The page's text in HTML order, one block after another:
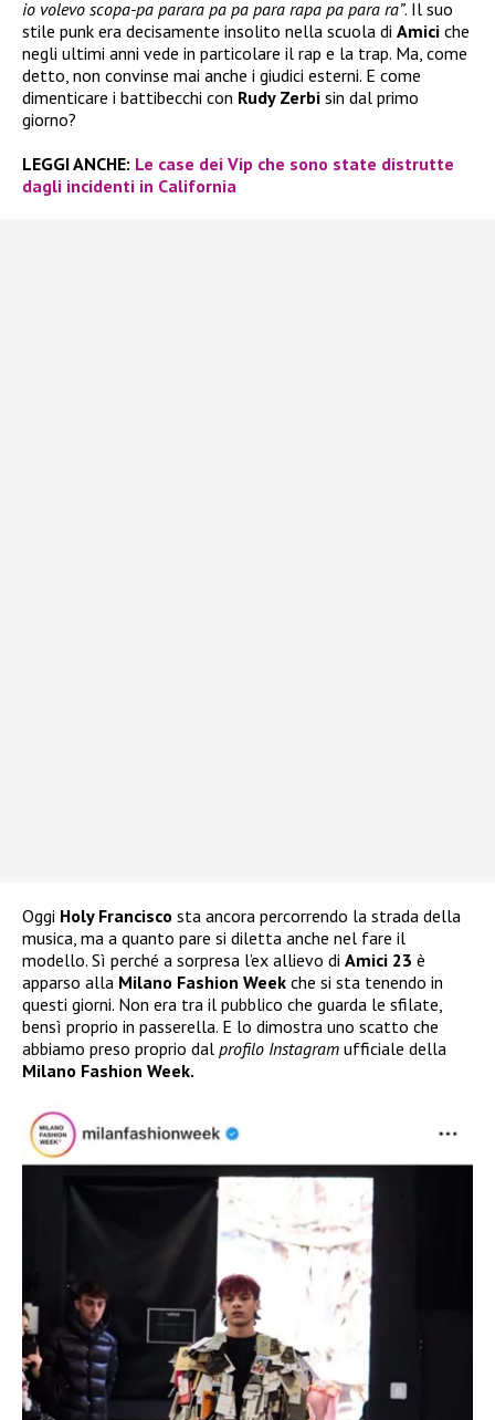
io volevo scopa-pa parara pa pa para rapa pa para ra”. Il suo
stile punk era decisamente insolito nella scuola di Amici che
negli ultimi anni vede in particolare il rap e la trap. Ma, come
detto, non convinse mai anche i giudici esterni. E come
dimenticare i battibecchi con Rudy Zerbi sin dal primo
giorno?
LEGGI ANCHE: Le case dei Vip che sono state distrutte
dagli incidenti in California
Oggi Holy Francisco sta ancora percorrendo la strada della
musica, ma a quanto pare si diletta anche nel fare il
modello. Sì perché a sorpresa l’ex allievo di Amici 23 è
apparso alla Milano Fashion Week che si sta tenendo in
questi giorni. Non era tra il pubblico che guarda le sfilate,
bensì proprio in passerella. E lo dimostra uno scatto che
abbiamo preso proprio dal profilo Instagram ufficiale della
Milano Fashion Week.